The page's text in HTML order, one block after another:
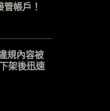
帳戶！
規內容被
架後迅速